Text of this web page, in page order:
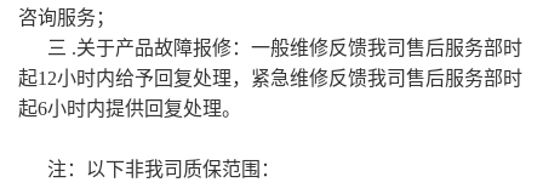
咨询服务；
三 .关于产品故障报修：一般维修反馈我司售后服务部时
起12小时内给予回复处理，紧急维修反馈我司售后服务部时
起6小时内提供回复处理。
注：以下非我司质保范围：